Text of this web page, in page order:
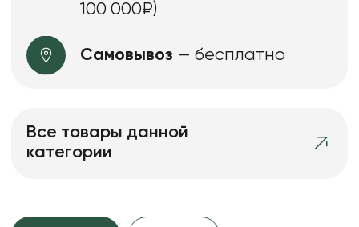
100 000₽)
Самовывоз — бесплатно
Все товары данной
категории